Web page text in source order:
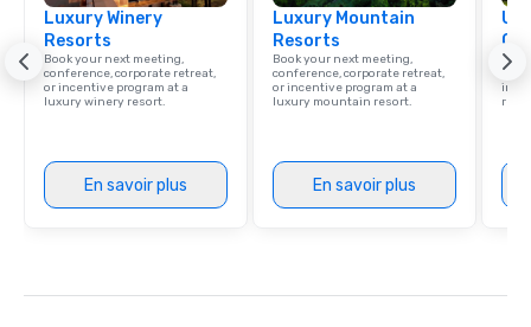
Luxury Winery
Resorts
Book your next meeting,
conference, corporate retreat,
or incentive program at a
luxury winery resort.
En savoir plus
Luxury Mountain
Resorts
Book your next meeting,
conference, corporate retreat,
or incentive program at a
luxury mountain resort.
En savoir plus
Find